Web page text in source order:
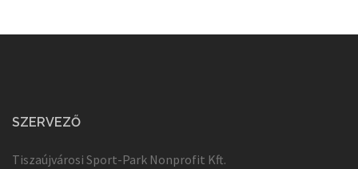
SZERVEZŐ
Tiszaújvárosi Sport-Park Nonprofit Kft.